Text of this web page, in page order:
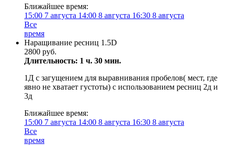
Ближайшее время:
15:00 7 августа 14:00 8 августа 16:30 8 августа
Все
время
Наращивание ресниц 1.5D
2800 руб.
Длительность: 1 ч. 30 мин.
1Д с загущением для выравнивания пробелов( мест, где
явно не хватает густоты) с использованием ресниц 2д и
3д
Ближайшее время:
15:00 7 августа 14:00 8 августа 16:30 8 августа
Все
время